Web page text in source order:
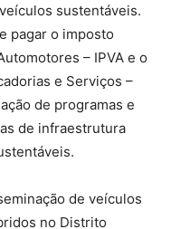
sustentáveis.
pagar o imposto
– IPVA e o
e Serviços –
de programas e
de infraestrutura
de veículos
no Distrito